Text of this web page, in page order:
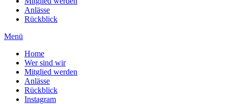
Anlässe
Rückblick
Menü
Home
Wer sind wir
Mitglied werden
Anlässe
Rückblick
Instagram